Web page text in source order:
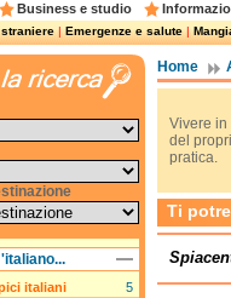
Business e studio
|Emergenze e salute|
Home
Vivere in
del
pratica.
Ti
italiani
5